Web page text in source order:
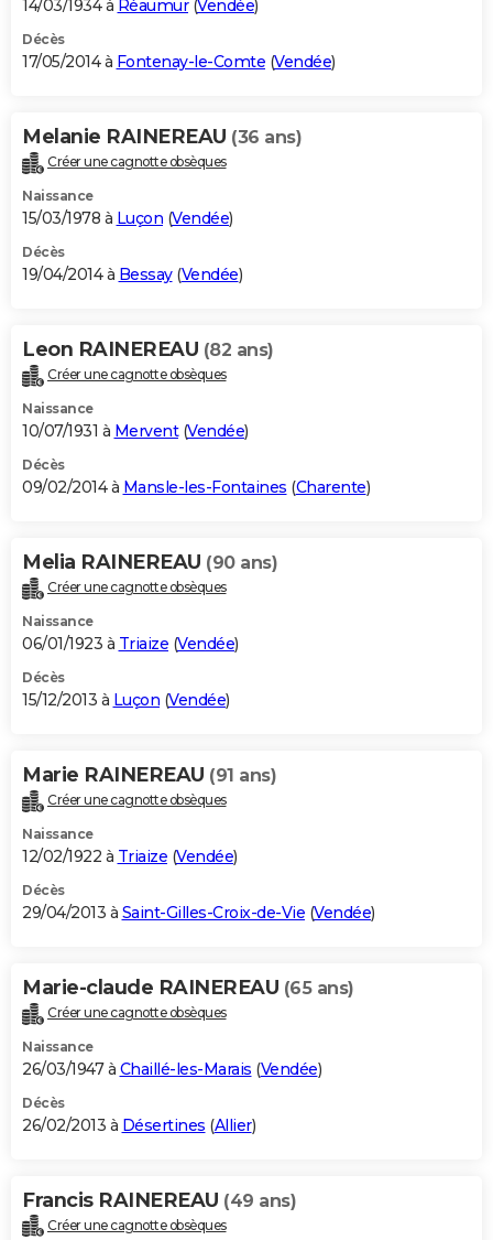
14/03/1934 à Réaumur(Vendée)
Décès
17/05/2014 à Fontenay-le-Comte (Vendée)
Melanie RAINEREAU (36 ans)
Créer une cagnotte obsèques
Naissance
15/03/1978 à Luçon (Vendée)
Décès
19/04/2014 à Bessay(Vendée)
Leon RAINEREAU (82 ans)
Créer une cagnotte obsèques
Naissance
10/07/1931 à Mervent(Vendée)
Décès
09/02/2014 à Mansle-les-Fontaines (Charente)
Melia RAINEREAU (90 ans)
Créer une cagnotte obsèques
Naissance
06/01/1923 à Triaize (Vendée)
Décès
15/12/2013 à Luçon (Vendée)
Marie RAINEREAU (91 ans)
Créer une cagnotte obsèques
Naissance
12/02/1922 à Triaize (Vendée)
Décès
29/04/2013 à Saint-Gilles-Croix-de-Vie (Vendée)
Marie-claude RAINEREAU (65 ans)
Créer une cagnotte obsèques
Naissance
26/03/1947 à Chaillé-les-Marais (Vendée)
Décès
26/02/2013 à Désertines (Allier)
Francis RAINEREAU (49 ans)
Créer une cagnotte obsèques